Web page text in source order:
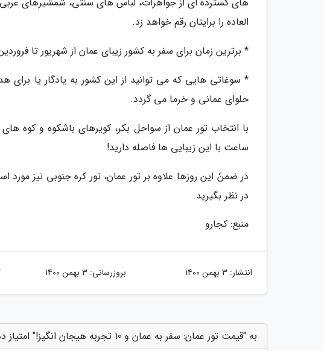
العاده را برایتان رقم خواهد زد.
* برترین زمان برای سفر به کشور زیبای عمان از شهریور تا
* سوغاتی هایی که می توانید از این کشور به یادگار یا برای
حلوای عمانی و خرما می گردد.
با انتخاب تور عمان از سواحل بکر، کویرهای باشکوه و کوه
ساعت با این زیبایی ها فاصله دارید!
در ضمنً این روزها علاوه بر تور عمان، تور کره جنوبی نیز مورد
در نظر بگیرید.
منبع: کجارو
انتشار: 3 بهمن 1400 بروزرسانی: 3 بهمن 1400
به "قیمت تور عمان: سفر به عمان و 10 تجربه هیجان انگیز!" امتیاز دهید